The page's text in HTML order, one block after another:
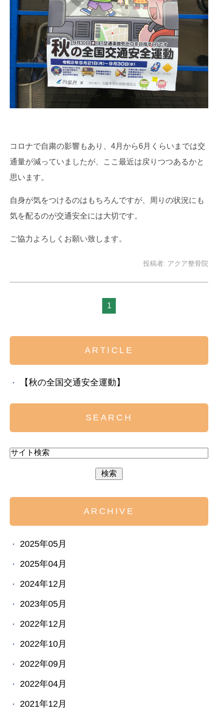
コロナで自粛の影響もあり、4月から6月くらいまでは交
通量が減っていましたが、ここ最近は戻りつつあるかと
思います。
自身が気をつけるのはもちろんですが、周りの状況にも
気を配るのが交通安全には大切です。
ご協力よろしくお願い致します。
投稿者: アクア整骨院
1
ARTICLE
【秋の全国交通安全運動】
SEARCH
ARCHIVE
2025年05月
2025年04月
2024年12月
2023年05月
2022年12月
2022年10月
2022年09月
2022年04月
2021年12月